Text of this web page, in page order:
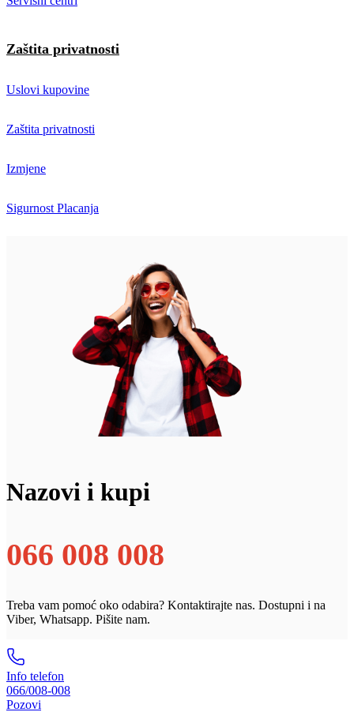
Zaštita privatnosti
Uslovi kupovine
Zaštita privatnosti
Izmjene
Sigurnost Placanja
Nazovi i kupi
066 008 008
Treba vam pomoć oko odabira? Kontaktirajte nas. Dostupni i na
Viber, Whatsapp. Pišite nam.
Info telefon
066/008-008
Pozovi